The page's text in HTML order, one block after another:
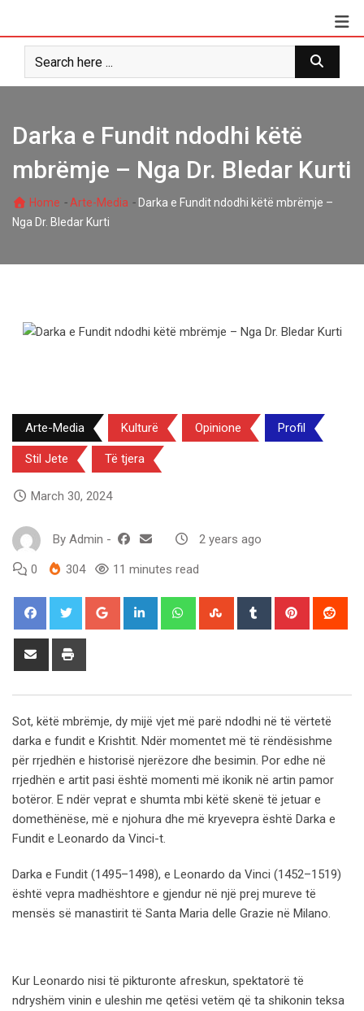
content
Darka e Fundit ndodhi këtë
mbrëmje – Nga Dr. Bledar Kurti
Home - Arte-Media - Darka e Fundit ndodhi këtë mbrëmje –
Nga Dr. Bledar Kurti
Arte-Media Kulturë Opinione Profil
Stil Jete Të tjera
March 30, 2024
By Admin - 2 years ago
0 304 11 minutes read
Google+ LinkedIn WhatsappStumbleUpon
Tumblr Pinterest
Share
Sot, këtë mbrëmje, dy mijë vjet më parë ndodhi në të vërtetë
darka e fundit e Krishtit. Ndër momentet më të rëndësishme
për rrjedhën e historisë njerëzore dhe besimin. Por edhe në
rrjedhën e artit pasi është momenti më ikonik në artin pamor
botëror. E ndër veprat e shumta mbi këtë skenë të jetuar e
domethënëse, më e njohura dhe më kryevepra është Darka e
Fundit e Leonardo da Vinci-t.
Darka e Fundit (1495–1498), e Leonardo da Vinci (1452–1519)
është vepra madhështore e gjendur në një prej mureve të
mensës së manastirit të Santa Maria delle Grazie në Milano.
Kur Leonardo nisi të pikturonte afreskun, spektatorë të
ndryshëm vinin e uleshin me qetësi vetëm që ta shikonin teksa